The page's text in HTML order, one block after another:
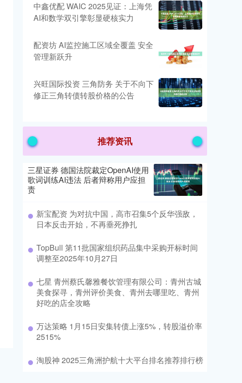
中鑫优配 WAIC 2025见证：上海凭
AI和数学双引擎彰显硬核实力
配资坊 AI监控施工区域全覆盖 安全
管理新跃升
兴旺国际投资 三角防务 关于不向下
修正三角转债转股价格的公告
推荐资讯
三星证券 德国法院裁定OpenAI使用
歌词训练AI违法 后者辩称用户应担
责
新宝配资 为对抗中国，高市召集5个反华强敌，
日本反击开始，不再垂死挣扎
TopBull 第11批国家组织药品集中采购开标时间
调整至2025年10月27日
七星 青州蔡氏馨雅餐饮管理有限公司：青州古城
美食探寻，青州评价美食、青州去哪里吃、青州
好吃的店全攻略
万达策略 1月15日安集转债上涨5%，转股溢价率
2515%
淘股神 2025三角洲护航十大平台排名推荐排行榜